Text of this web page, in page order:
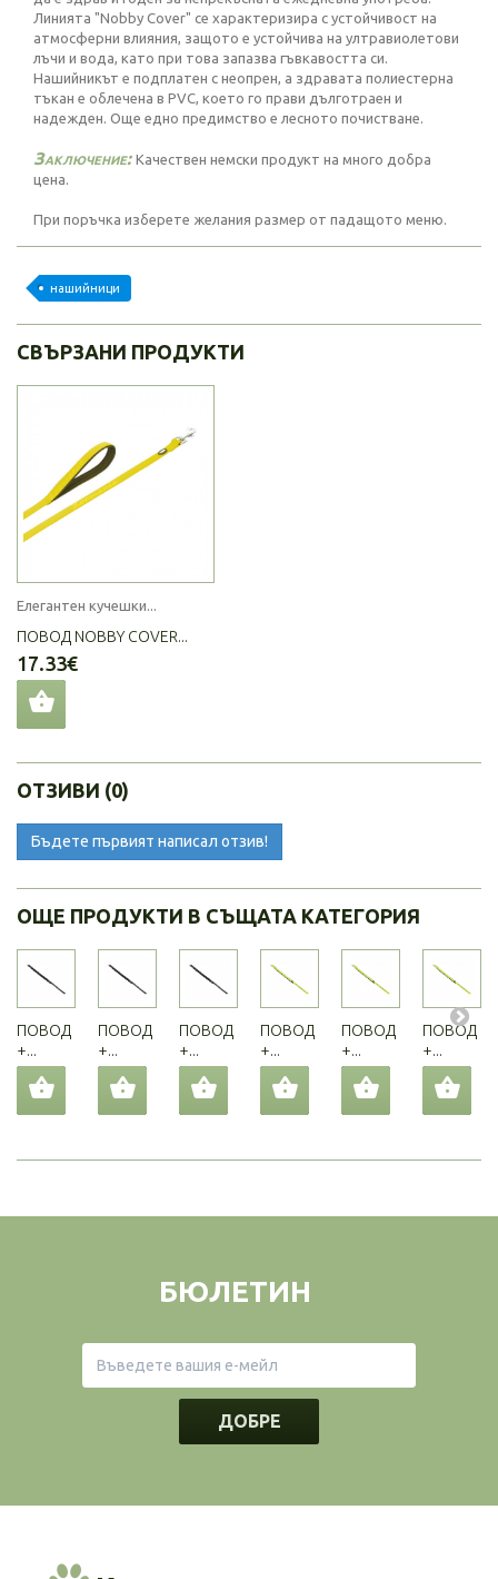
Линията "Nobby Cover" се характеризира с устойчивост на
атмосферни влияния, защото е устойчива на ултравиолетови
лъчи и вода, като при това запазва гъвкавостта си.
Нашийникът е подплатен с неопрен, а здравата полиестерна
тъкан е облечена в PVC, което го прави дълготраен и
надежден. Още едно предимство е лесното почистване.
Заключение: Качествен немски продукт на много добра
цена.
При поръчка изберете желания размер от падащото меню.
нашийници
СВЪРЗАНИ ПРОДУКТИ
Елегантен кучешки...
ПОВОД NOBBY COVER...
17.33€
ОТЗИВИ (0)
Бъдете първият написал отзив!
ОЩЕ ПРОДУКТИ В СЪЩАТА КАТЕГОРИЯ
ПОВОД
+...
ПОВОД
+...
ПОВОД
+...
ПОВОД
+...
ПОВОД
+...
ПОВОД
+...
БЮЛЕТИН
ДОБРЕ